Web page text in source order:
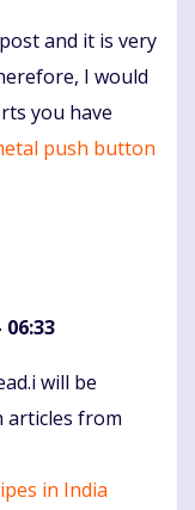
and it is very
I would
you have
push button
06:33
will be
articles from
in India